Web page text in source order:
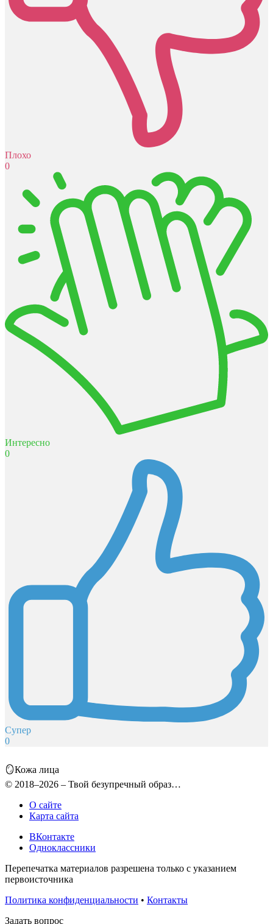
Плохо
0
Интересно
0
Супер
0
🪞Кожа лица
© 2018–2026 – Твой безупречный образ…
О сайте
Карта сайта
ВКонтакте
Одноклассники
Перепечатка материалов разрешена только с указанием
первоисточника
Политика конфиденциальности • Контакты
Задать вопрос